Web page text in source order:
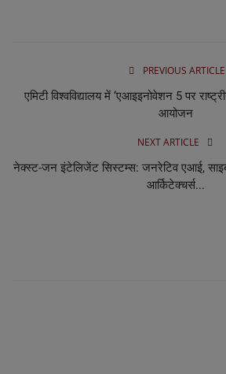
PREVIOUS ARTICLE
एमिटी विश्वविद्यालय में ‘एआइइनोवेशन 5 पर
आयोजन
NEXT ARTICLE
नेक्स्ट-जन इंटेलिजेंट सिस्टम्स: जनरेटिव एआई,
आर्किटेक्चर्स...